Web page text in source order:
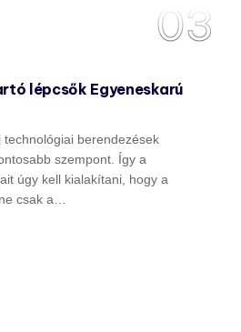
03
lépcsők Egyeneskarú
technológiai berendezések
szempont. Így a
úgy kell kialakítani, hogy a
csak a…